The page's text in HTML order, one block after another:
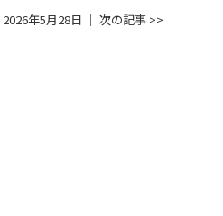
2026年5月28日 │ 次の記事 >>